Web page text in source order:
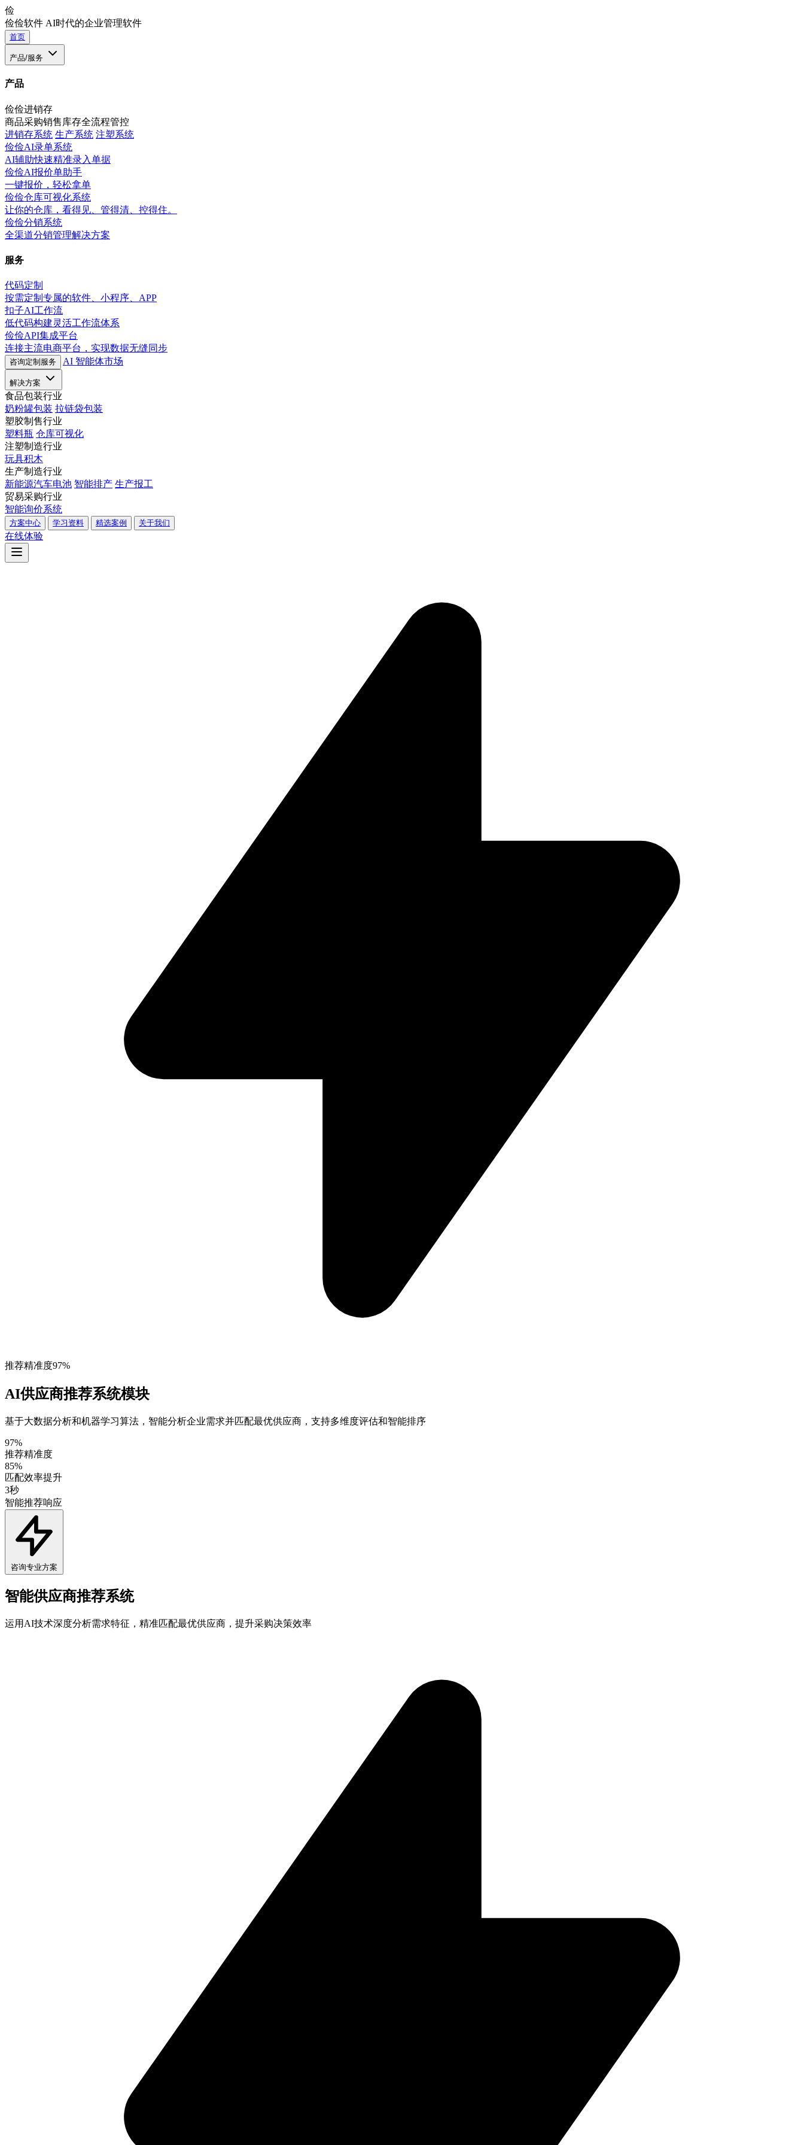
俭
俭俭软件 AI时代的企业管理软件
首页
产品/服务
产品
俭俭进销存
商品采购销售库存全流程管控
进销存系统 生产系统 注塑系统
俭俭AI录单系统
AI辅助快速精准录入单据
俭俭AI报价单助手
一键报价，轻松拿单
俭俭仓库可视化系统
让你的仓库，看得见、管得清、控得住。
俭俭分销系统
全渠道分销管理解决方案
服务
代码定制
按需定制专属的软件、小程序、APP
扣子AI工作流
低代码构建灵活工作流体系
俭俭API集成平台
连接主流电商平台，实现数据无缝同步
咨询定制服务 AI 智能体市场
解决方案
食品包装行业
奶粉罐包装 拉链袋包装
塑胶制售行业
塑料瓶 仓库可视化
注塑制造行业
玩具积木
生产制造行业
新能源汽车电池 智能排产 生产报工
贸易采购行业
智能询价系统
方案中心 学习资料 精选案例 关于我们
在线体验
推荐精准度97%
AI供应商推荐系统模块
基于大数据分析和机器学习算法，智能分析企业需求并匹配最优供应商，支持多维度评估和智能排序
97%
推荐精准度
85%
匹配效率提升
3秒
智能推荐响应
咨询专业方案
智能供应商推荐系统
运用AI技术深度分析需求特征，精准匹配最优供应商，提升采购决策效率